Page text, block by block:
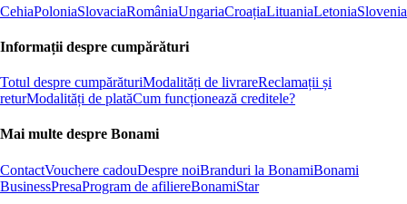
CehiaPoloniaSlovaciaRomâniaUngariaCroațiaLituaniaLetoniaSlovenia
Informații despre cumpărături
Totul despre cumpărăturiModalități de livrareReclamații și
returModalități de platăCum funcționează creditele?
Mai multe despre Bonami
ContactVouchere cadouDespre noiBranduri la BonamiBonami
BusinessPresaProgram de afiliereBonamiStar